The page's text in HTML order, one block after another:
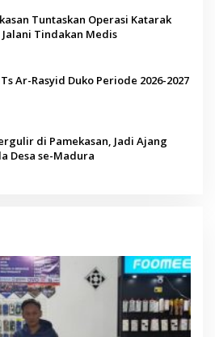
Tuntaskan Operasi Katarak
Jalani Tindakan Medis
Ar-Rasyid Duko Periode 2026-2027
di Pamekasan, Jadi Ajang
Desa se-Madura